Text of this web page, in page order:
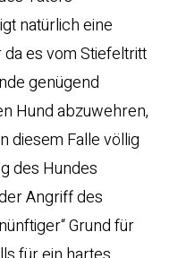
natürlich eine
es vom Stiefeltritt
genügend
Hund abzuwehren,
diesem Falle völlig
des Hundes
Angriff des
Grund für